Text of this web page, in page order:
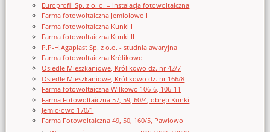
Europrofil Sp. z o. o. – instalacja fotowoltaiczna
Farma fotowoltaiczna Jemiołowo I
Farma fotowoltaiczna Kunki I
Farma fotowoltaiczna Kunki II
P.P-H.Agaplast Sp. z o.o. - studnia awaryjna
Farma fotowoltaiczna Królikowo
Osiedle Mieszkaniowe, Królikowo dz. nr 42/7
Osiedle Mieszkaniowe, Królikowo dz. nr 166/8
Farma fotowoltaiczna Wilkowo 106-6, 106-11
Farma Fotowoltaiczna 57, 59, 60/4, obręb Kunki
Jemiołowo 170/1
Farma Fotowoltaiczna 49, 50, 160/5, Pawłowo